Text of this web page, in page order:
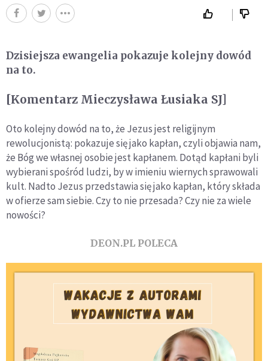
Dzisiejsza ewangelia pokazuje kolejny dowód
na to.
[Komentarz Mieczysława Łusiaka SJ]
Oto kolejny dowód na to, że Jezus jest religijnym
rewolucjonistą: pokazuje się jako kapłan, czyli objawia nam,
że Bóg we własnej osobie jest kapłanem. Dotąd kapłani byli
wybierani spośród ludzi, by w imieniu wiernych sprawowali
kult. Nadto Jezus przedstawia się jako kapłan, który składa
w ofierze sam siebie. Czy to nie przesada? Czy nie za wiele
nowości?
DEON.PL POLECA